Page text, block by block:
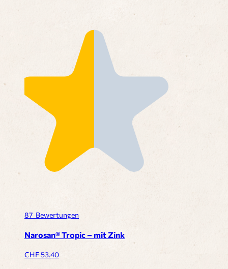
87 Bewertungen
Narosan® Tropic – mit Zink
CHF53.40